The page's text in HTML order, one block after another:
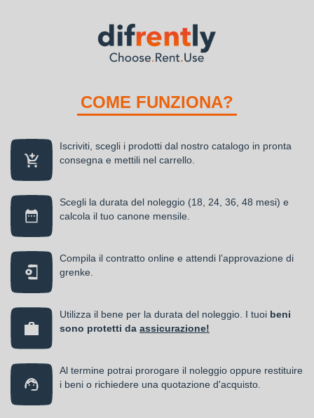
COME FUNZIONA?
Iscriviti, scegli i prodotti dal nostro catalogo in pronta
consegna e mettili nel carrello.
Scegli la durata del noleggio (18, 24, 36, 48 mesi) e
calcola il tuo canone mensile.
Compila il contratto online e attendi l’approvazione di
grenke.
Utilizza il bene per la durata del noleggio. I tuoi beni
sono protetti da assicurazione!
Al termine potrai prorogare il noleggio oppure restituire
i beni o richiedere una quotazione d'acquisto.